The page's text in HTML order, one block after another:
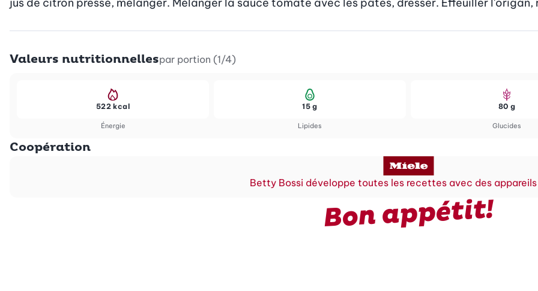
Valeurs nutritionnellespar portion (1/4)
Énergie
522 kcal
Lipides
15 g
Glucides
80 g
Coopération
Betty Bossi développe toutes les recettes avec des
Bon appétit!